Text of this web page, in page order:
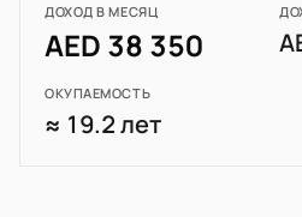
ДОХОД В МЕСЯЦ
AED 38 350
ОКУПАЕМОСТЬ
≈ 19.2 лет